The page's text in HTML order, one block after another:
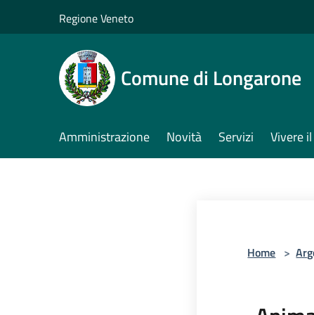
Regione Veneto
Comune di Longarone
Amministrazione Novità Servizi Vivere
Home >